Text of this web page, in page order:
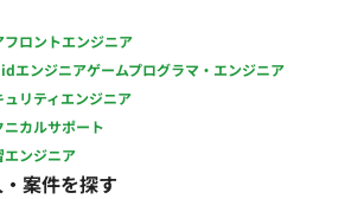
フロントエンジニア
エンジニアゲームプログラマ・エンジニア
ュリティエンジニア
カルサポート
ンジニア
案件を探す